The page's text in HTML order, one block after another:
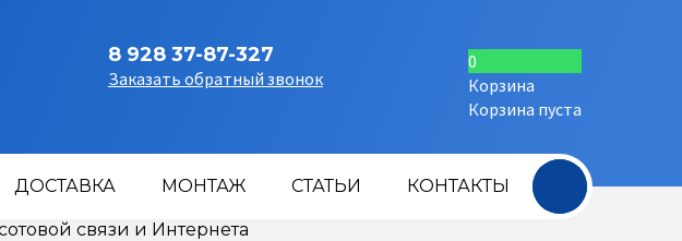
8 928 37-87-327
Заказать обратный звонок
0
Корзина
Корзина пуста
ДОСТАВКА МОНТАЖ СТАТЬИ КОНТАКТЫ +
связи и Интернета